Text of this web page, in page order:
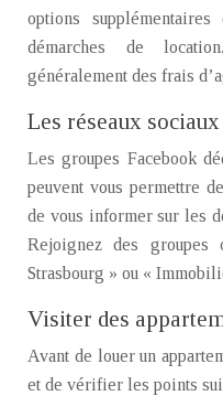
options
démarches de
généralement des frais
Les réseaux
Les groupes Facebook
peuvent vous permettre
de vous informer sur les
Rejoignez des groupes
Strasbourg » ou «
Visiter des
Avant de louer un
et de vérifier les points